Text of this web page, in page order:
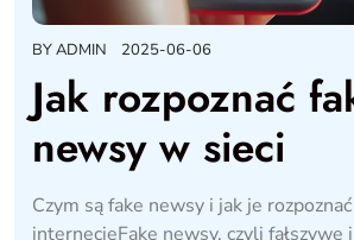
BYADMIN 2025-06-06
Jak rozpoznać
newsy w sieci
Czym są fake newsy i jak je
internecieFake newsy, czyli fałszywe